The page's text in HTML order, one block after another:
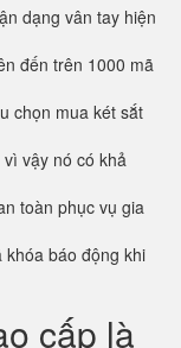
dạng vân tay hiện
đến trên 1000 mã
chọn mua két sắt
vậy nó có khả
toàn phục vụ gia
báo động khi
cấp là